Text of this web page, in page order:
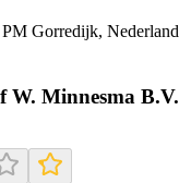
Gorredijk, Nederland
W. Minnesma B.V.